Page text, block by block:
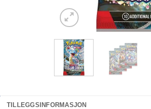
TILLEGGSINFORMASJON